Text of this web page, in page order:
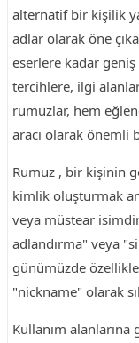
alternatif bir kişilik
adlar olarak öne
eserlere kadar
tercihlere, ilgi
rumuzlar, hem
aracı olarak önemli
Rumuz , bir kişinin
kimlik oluşturmak
veya müstear
adlandırma" veya
günümüzde
"nickname" olarak
Kullanım